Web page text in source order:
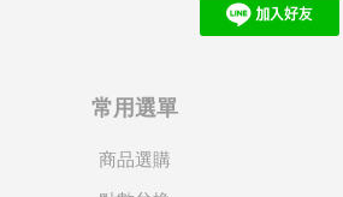
常用選單
商品選購